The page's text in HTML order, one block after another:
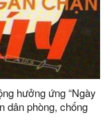
hưởng ứng “Ngày
dân phòng, chống